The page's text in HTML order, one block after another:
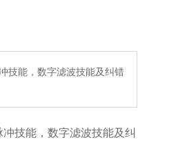
技能，数字滤波技能及纠错
技能，数字滤波技能及纠